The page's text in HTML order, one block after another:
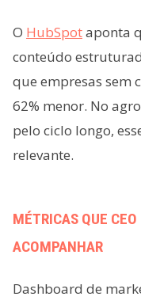
O HubSpotaponta
conteúdo
que empresas sem
62% menor. No
pelo ciclo longo,
relevante.
MÉTRICAS QUE
ACOMPANHAR
Dashboard de